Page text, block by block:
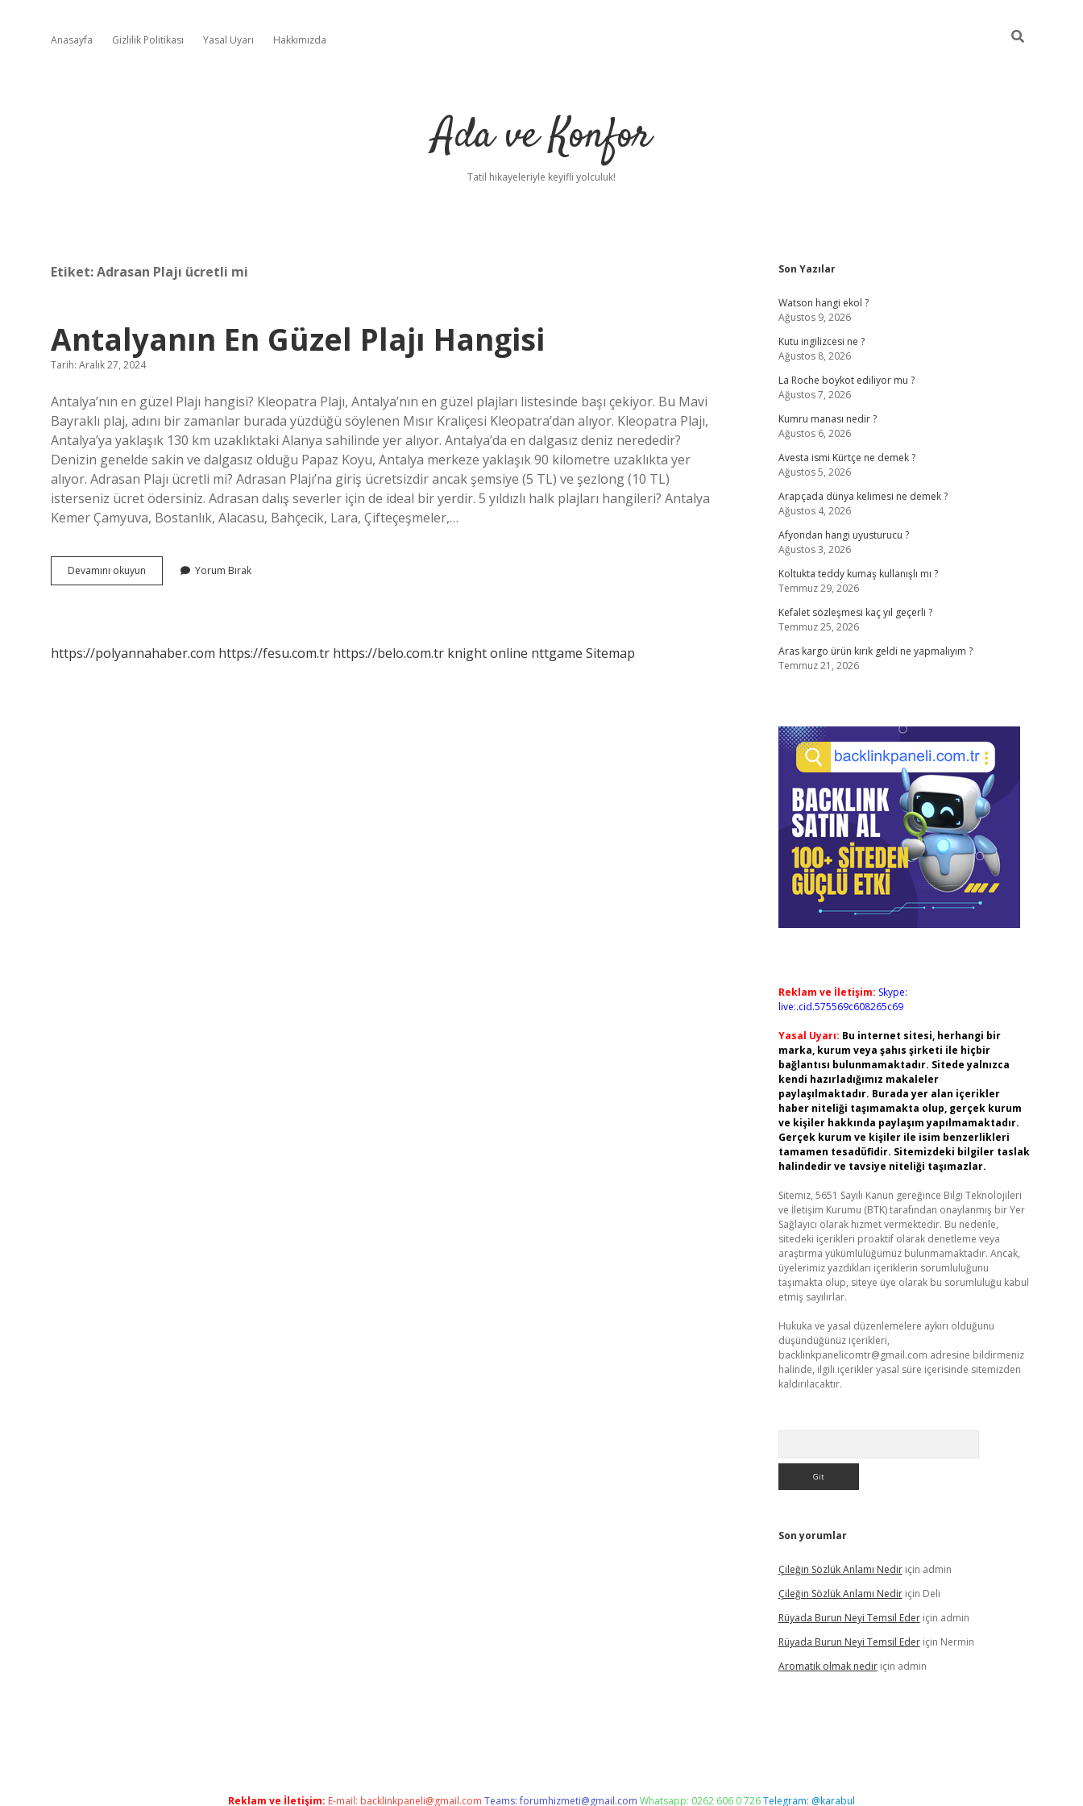
Anasayfa Gizlilik Politikası Yasal Uyarı Hakkımızda
Ada ve Konfor
Tatil hikayeleriyle keyifli yolculuk!
Etiket:Adrasan Plajı ücretli mi
Antalyanın En Güzel Plajı Hangisi
Tarih: Aralık 27, 2024
Antalya’nın en güzel Plajı hangisi? Kleopatra Plajı, Antalya’nın en güzel plajları listesinde başı çekiyor. Bu Mavi
Bayraklı plaj, adını bir zamanlar burada yüzdüğü söylenen Mısır Kraliçesi Kleopatra’dan alıyor. Kleopatra Plajı,
Antalya’ya yaklaşık 130 km uzaklıktaki Alanya sahilinde yer alıyor. Antalya’da en dalgasız deniz nerededir?
Denizin genelde sakin ve dalgasız olduğu Papaz Koyu, Antalya merkeze yaklaşık 90 kilometre uzaklıkta yer
alıyor. Adrasan Plajı ücretli mi? Adrasan Plajı’na giriş ücretsizdir ancak şemsiye (5 TL) ve şezlong (10 TL)
isterseniz ücret ödersiniz. Adrasan dalış severler için de ideal bir yerdir. 5 yıldızlı halk plajları hangileri? Antalya
Kemer Çamyuva, Bostanlık, Alacasu, Bahçecik, Lara, Çifteçeşmeler,…
Devamını okuyun Antalyanın
En
Yorum Bırak
https://polyannahaber.com https://fesu.com.tr https://belo.com.tr knight online nttgame Sitemap
Sidebar
Son Yazılar
Watson hangi ekol ?
Ağustos 9, 2026
Kutu ingilizcesi ne ?
Ağustos 8, 2026
La Roche boykot ediliyor mu ?
Ağustos 7, 2026
Kumru manası nedir ?
Ağustos 6, 2026
Avesta ismi Kürtçe ne demek ?
Ağustos 5, 2026
Arapçada dünya kelimesi ne demek ?
Ağustos 4, 2026
Afyondan hangi uyusturucu ?
Ağustos 3, 2026
Koltukta teddy kumaş kullanışlı mı ?
Temmuz 29, 2026
Kefalet sözleşmesi kaç yıl geçerli ?
Temmuz 25, 2026
Aras kargo ürün kırık geldi ne yapmalıyım ?
Temmuz 21, 2026
Reklam ve İletişim: Skype:
live:.cid.575569c608265c69
Yasal Uyarı: Bu internet sitesi, herhangi bir
marka, kurum veya şahıs şirketi ile hiçbir
bağlantısı bulunmamaktadır. Sitede yalnızca
kendi hazırladığımız makaleler
paylaşılmaktadır. Burada yer alan içerikler
haber niteliği taşımamakta olup, gerçek kurum
ve kişiler hakkında paylaşım yapılmamaktadır.
Gerçek kurum ve kişiler ile isim benzerlikleri
tamamen tesadüfidir. Sitemizdeki bilgiler taslak
halindedir ve tavsiye niteliği taşımazlar.
Sitemiz, 5651 Sayılı Kanun gereğince Bilgi Teknolojileri
ve İletişim Kurumu (BTK) tarafından onaylanmış bir Yer
Sağlayıcı olarak hizmet vermektedir. Bu nedenle,
sitedeki içerikleri proaktif olarak denetleme veya
araştırma yükümlülüğümüz bulunmamaktadır. Ancak,
üyelerimiz yazdıkları içeriklerin sorumluluğunu
taşımakta olup, siteye üye olarak bu sorumluluğu kabul
etmiş sayılırlar.
Hukuka ve yasal düzenlemelere aykırı olduğunu
düşündüğünüz içerikleri,
backlinkpanelicomtr@gmail.com adresine bildirmeniz
halinde, ilgili içerikler yasal süre içerisinde sitemizden
kaldırılacaktır.
Son yorumlar
Çileğin Sözlük Anlamı Nediriçin admin
Çileğin Sözlük Anlamı Nediriçin Deli
Rüyada Burun Neyi Temsil Ederiçin admin
Rüyada Burun Neyi Temsil Ederiçin Nermin
Aromatik olmak nediriçin admin
Reklam ve İletişim: E-mail: backlinkpaneli@gmail.com Teams:forumhizmeti@gmail.com Whatsapp: 0262 606 0 726Telegram: @karabul